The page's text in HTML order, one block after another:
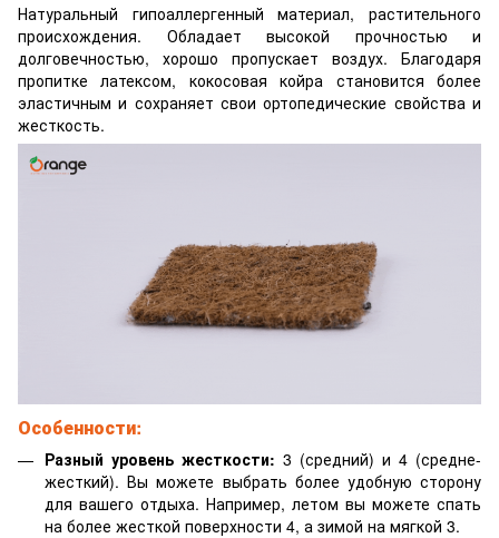
Натуральный гипоаллергенный материал, растительного
происхождения. Обладает высокой прочностью и
долговечностью, хорошо пропускает воздух. Благодаря
пропитке латексом, кокосовая койра становится более
эластичным и сохраняет свои ортопедические свойства и
жесткость.
Особенности:
Разный уровень жесткости: 3 (средний) и 4 (средне-
жесткий). Вы можете выбрать более удобную сторону
для вашего отдыха. Например, летом вы можете спать
на более жесткой поверхности 4, а зимой на мягкой 3.